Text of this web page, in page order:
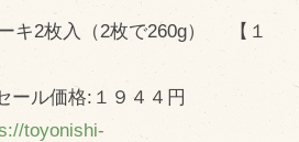
キ2枚入（2枚で260g） 【１
ール価格:１９４４円
toyonishi-